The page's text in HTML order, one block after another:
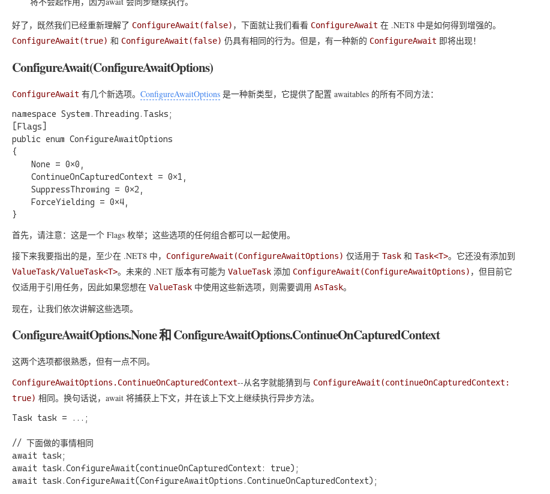
好了，既然我们已经重新理解了 ConfigureAwait(false) ，下面就让我们看看 ConfigureAwait 在 .NET8 中是如何得到增强的。
ConfigureAwait(true) 和 ConfigureAwait(false) 仍具有相同的行为。但是，有一种新的 ConfigureAwait 即将出现！
ConfigureAwait(ConfigureAwaitOptions)
ConfigureAwait 有几个新选项。 ConfigureAwaitOptions 是一种新类型，它提供了配置 awaitables 的所有不同方法：
namespace System.Threading.Tasks;
[Flags]
public enum ConfigureAwaitOptions
{
    None = 0x0,
    ContinueOnCapturedContext = 0x1,
    SuppressThrowing = 0x2,
    ForceYielding = 0x4,
首先，请注意：这是一个 Flags 枚举；这些选项的任何组合都可以一起使用。
接下来我要指出的是，至少在 .NET8 中，
ConfigureAwait(ConfigureAwaitOptions) 仅适用于 Task 和 Task<T>。它还没有添加到
ValueTask/ValueTask<T>。未来的 .NET 版本有可能为 ValueTask 添加 ConfigureAwait(ConfigureAwaitOptions) ，但目前它
仅适用于引用任务，因此如果您想在 ValueTask 中使用这些新选项，则需要调用 AsTask。
现在，让我们依次讲解这些选项。
ConfigureAwaitOptions.None 和 ConfigureAwaitOptions.ContinueOnCapturedContext
这两个选项都很熟悉，但有一点不同。
ConfigureAwaitOptions.ContinueOnCapturedContext--从名字就能猜到与 ConfigureAwait(continueOnCapturedContext:
true) 相同。换句话说，await 将捕获上下文，并在该上下文上继续执行异步方法。
Task task = ...;
// 下面做的事情相同
await task;
await task.ConfigureAwait(continueOnCapturedContext: true);